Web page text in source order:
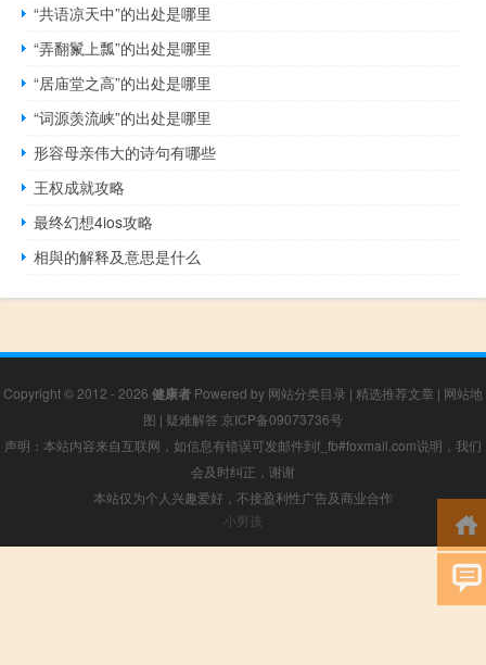
“共语凉天中”的出处是哪里
“弄翻鬣上瓢”的出处是哪里
“居庙堂之高”的出处是哪里
“词源羡流峡”的出处是哪里
形容母亲伟大的诗句有哪些
王权成就攻略
最终幻想4ios攻略
相與的解释及意思是什么
Copyright © 2012 - 2026 健康者 Powered by 网站分类目录 | 精选推荐文章 | 网站地
图 | 疑难解答 京ICP备09073736号
声明：本站内容来自互联网，如信息有错误可发邮件到f_fb#foxmail.com说明，我们
会及时纠正，谢谢
本站仅为个人兴趣爱好，不接盈利性广告及商业合作
小男孩